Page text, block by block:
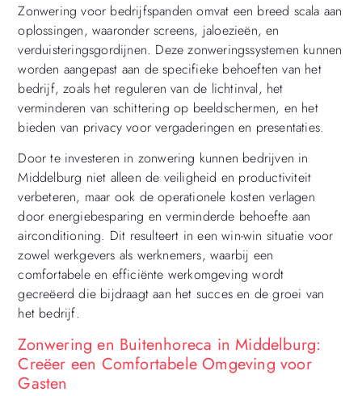
Zonwering voor bedrijfspanden omvat een breed scala aan
oplossingen, waaronder screens, jaloezieën, en
verduisteringsgordijnen. Deze zonweringssystemen kunnen
worden aangepast aan de specifieke behoeften van het
bedrijf, zoals het reguleren van de lichtinval, het
verminderen van schittering op beeldschermen, en het
bieden van privacy voor vergaderingen en presentaties.
Door te investeren in zonwering kunnen bedrijven in
Middelburg niet alleen de veiligheid en productiviteit
verbeteren, maar ook de operationele kosten verlagen
door energiebesparing en verminderde behoefte aan
airconditioning. Dit resulteert in een win-win situatie voor
zowel werkgevers als werknemers, waarbij een
comfortabele en efficiënte werkomgeving wordt
gecreëerd die bijdraagt aan het succes en de groei van
het bedrijf.
Zonwering en Buitenhoreca in Middelburg:
Creëer een Comfortabele Omgeving voor
Gasten